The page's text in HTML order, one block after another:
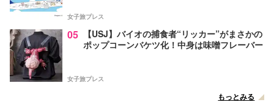
女子旅プレス
05
【USJ】バイオの捕食者“リッカー”がまさかの
ポップコーンバケツ化！中身は味噌フレーバー
女子旅プレス
もっとみる